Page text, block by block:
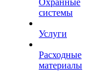
системы
Услуги
Расходные
материалы